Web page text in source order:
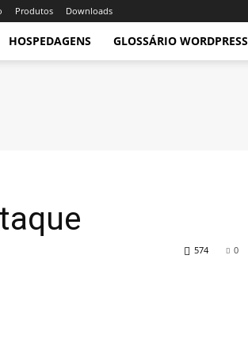
Produtos Downloads
HOSPEDAGENS GLOSSÁRIO WORDPRESS
0
574